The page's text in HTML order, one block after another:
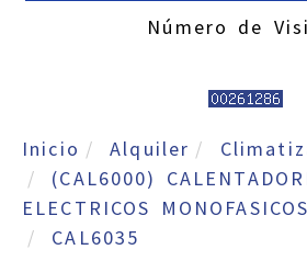
Número de
Inicio Alquiler
(CAL6000)
ELECTRICOS
CAL6035